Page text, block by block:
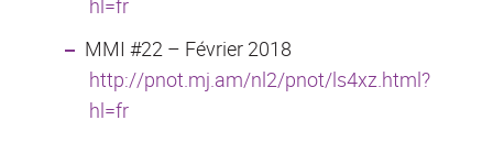
hl=fr
MMI #22 – Février 2018
http://pnot.mj.am/nl2/pnot/ls4xz.html?
hl=fr